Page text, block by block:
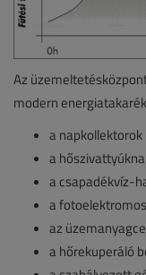
Az
modern
a
a
a csapadékvíz-
a
az
a hőrekuperáló